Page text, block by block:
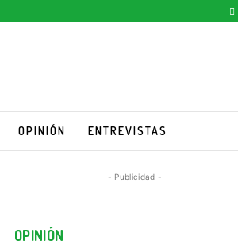
OPINIÓN ENTREVISTAS
- Publicidad -
OPINIÓN